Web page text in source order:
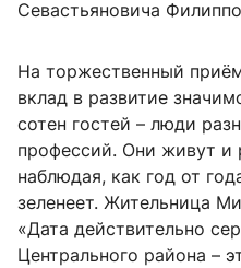
Севастьяновича
На торжественный
вклад в развитие
сотен гостей – люди
профессий. Они живут и
наблюдая, как год от
зеленеет. Жительница
«Дата действительно
Центрального района –